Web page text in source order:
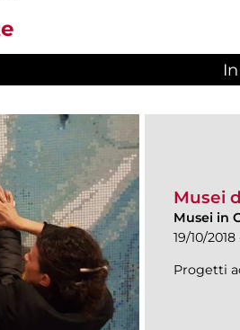
Musei
Musei in
19/10/
Progetti